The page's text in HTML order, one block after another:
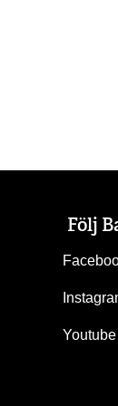
Följ
Youtube